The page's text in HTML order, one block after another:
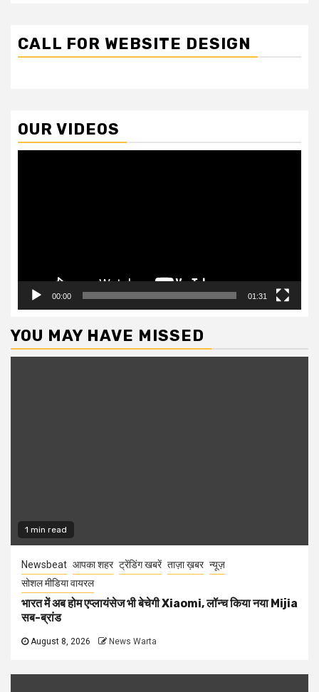
CALL FOR WEBSITE DESIGN
OUR VIDEOS
00:00 01:31
YOU MAY HAVE MISSED
1 min read
Newsbeat आपका शहर ट्रेंडिंग खबरें ताज़ा ख़बर न्यूज़
सोशल मीडिया वायरल
भारत में अब होम एप्लायंसेज भी बेचेगी Xiaomi, लॉन्च किया नया Mijia
सब-ब्रांड
August 8, 2026 News Warta